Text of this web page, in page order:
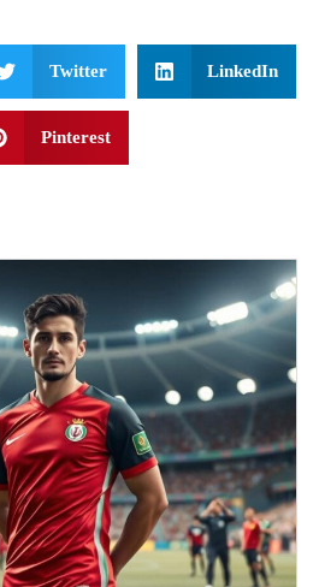
Twitter LinkedIn
Pinterest